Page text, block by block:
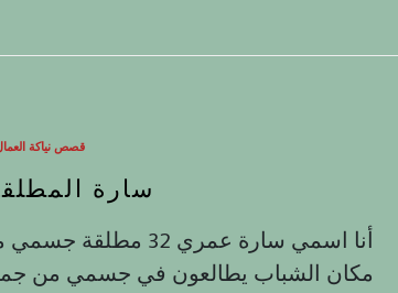
قصص نياكة
سارة
أنا اسمي سارة
مكان الشباب يطالعون في جسمي من